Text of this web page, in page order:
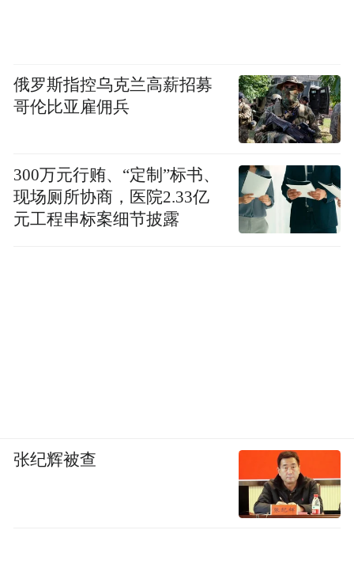
俄罗斯指控乌克兰高薪招募
哥伦比亚雇佣兵
300万元行贿、“定制”标书、
现场厕所协商，医院2.33亿
元工程串标案细节披露
张纪辉被查